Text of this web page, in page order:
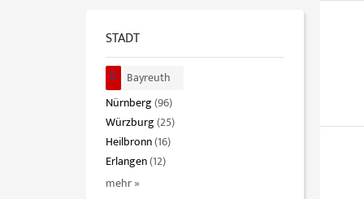
STADT
Bayreuth
Nürnberg(96)
Würzburg(25)
Heilbronn(16)
Erlangen(12)
mehr »